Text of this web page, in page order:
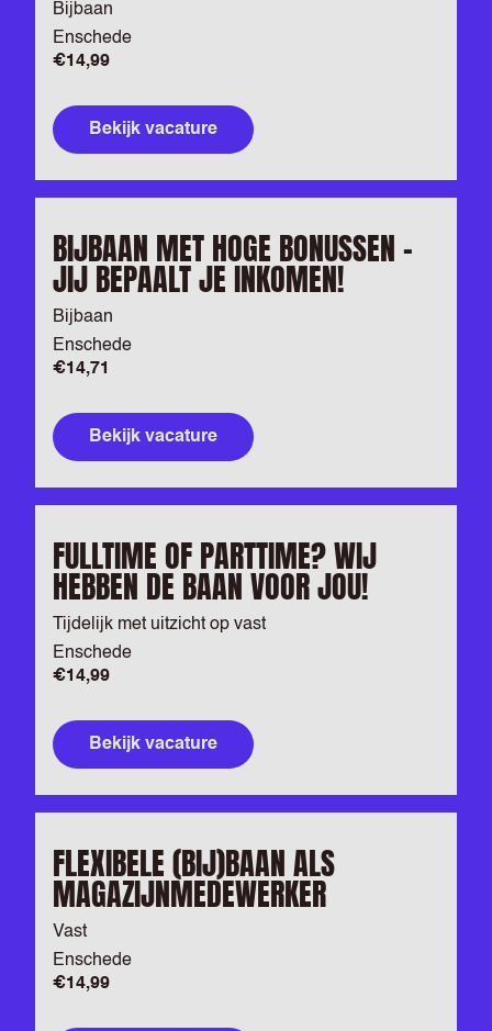
Bijbaan
Enschede
€14,99
Bekijk vacature
BIJBAAN MET HOGE BONUSSEN –
JIJ BEPAALT JE INKOMEN!
Bijbaan
Enschede
€14,71
Bekijk vacature
FULLTIME OF PARTTIME? WIJ
HEBBEN DE BAAN VOOR JOU!
Tijdelijk met uitzicht op vast
Enschede
€14,99
Bekijk vacature
FLEXIBELE (BIJ)BAAN ALS
MAGAZIJNMEDEWERKER
Vast
Enschede
€14,99